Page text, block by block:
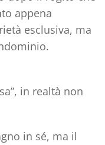
appena
esclusiva, ma
.
in realtà non
in sé, ma il